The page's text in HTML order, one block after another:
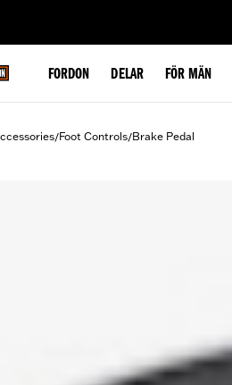
FORDON DELAR FÖR MÄN
/Foot Controls/Brake Pedal